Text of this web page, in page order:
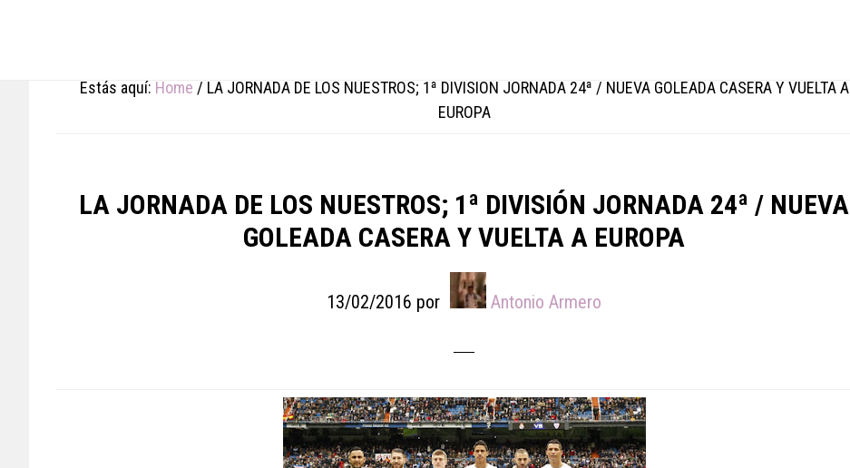
Estás aquí: Home / LA JORNADA DE LOS NUESTROS; 1ª DIVISIÓN JORNADA 24ª / NUEVA GOLEADA CASERA Y VUELTA A
EUROPA
LA JORNADA DE LOS NUESTROS; 1ª DIVISIÓN JORNADA 24ª / NUEVA
GOLEADA CASERA Y VUELTA A EUROPA
13/02/2016 por Antonio Armero